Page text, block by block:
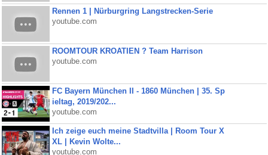
Rennen 1 | Nürburgring Langstrecken-Serie
youtube.com
ROOMTOUR KROATIEN ? Team Harrison
youtube.com
FC Bayern München II - 1860 München | 35. Sp
ieltag, 2019/202...
youtube.com
Ich zeige euch meine Stadtvilla | Room Tour X
XL | Kevin Wolte...
youtube.com